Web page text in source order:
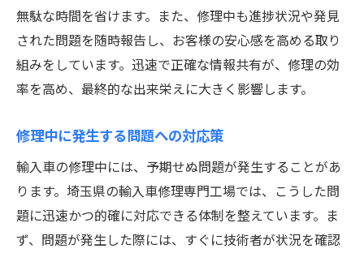
無駄な時間を省けます。また、修理中も進捗状況や発見
された問題を随時報告し、お客様の安心感を高める取り
組みをしています。迅速で正確な情報共有が、修理の効
率を高め、最終的な出来栄えに大きく影響します。
修理中に発生する問題への対応策
輸入車の修理中には、予期せぬ問題が発生することがあ
ります。埼玉県の輸入車修理専門工場では、こうした問
題に迅速かつ的確に対応できる体制を整えています。ま
ず、問題が発生した際には、すぐに技術者が状況を確認